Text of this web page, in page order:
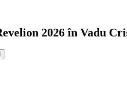
2026 în Vadu